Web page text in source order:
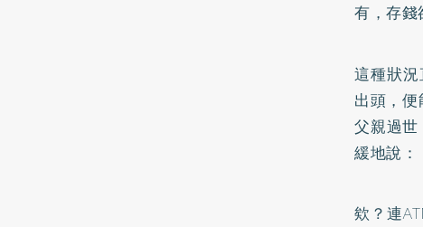
有，存錢
這種狀
出頭，
父親過
緩地說：
欸？連